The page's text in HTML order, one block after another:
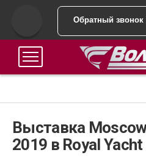
Обратный звонок
Выставка
2019 в Royal Yacht